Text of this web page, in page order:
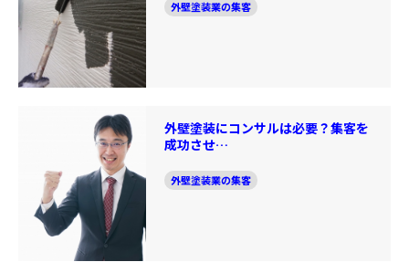
外壁塗装業の集客
外壁塗装にコンサルは必要？集客を
成功させ…
外壁塗装業の集客